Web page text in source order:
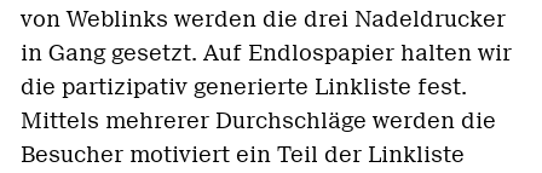
von Weblinks werden die drei Nadeldrucker
in Gang gesetzt. Auf Endlospapier halten wir
die partizipativ generierte Linkliste fest.
Mittels mehrerer Durchschläge werden die
Besucher motiviert ein Teil der Linkliste